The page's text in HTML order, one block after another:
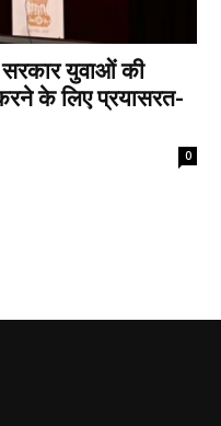
युवाओं की
के लिए प्रयासरत-
0